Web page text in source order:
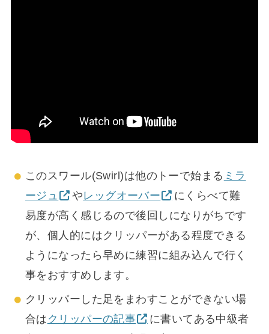
このスワール(Swirl)は他のトーで始まる ミラ
ージュ
やレッグオーバー
にくらべて難
易度が高く感じるので後回しになりがちです
が、個人的にはクリッパーがある程度できる
ようになったら早めに練習に組み込んで行く
事をおすすめします。
クリッパーした足をまわすことができない場
合は クリッパーの記事
に書いてある中級者